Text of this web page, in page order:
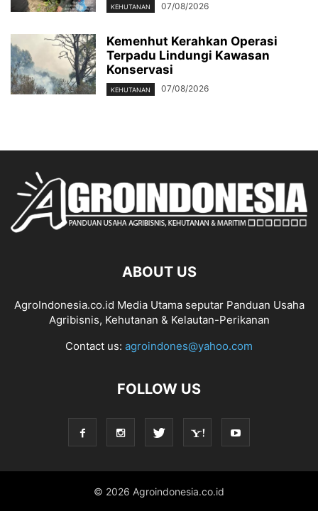
KEHUTANAN 07/08/2026
Kemenhut Kerahkan Operasi
Terpadu Lindungi Kawasan
Konservasi
KEHUTANAN 07/08/2026
ABOUT US
AgroIndonesia.co.id Media Utama seputar Panduan Usaha
Agribisnis, Kehutanan & Kelautan-Perikanan
Contact us: agroindones@yahoo.com
FOLLOW US
© 2026 Agroindonesia.co.id